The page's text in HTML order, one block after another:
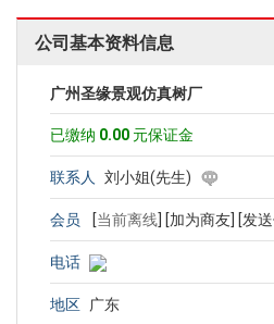
公司基本资料信息
广州圣缘景观仿真树厂
已缴纳 0.00 元保证金
联系人 刘小姐(先生)
会员 [当前离线 [加为商友] [发
电话
地区 广东